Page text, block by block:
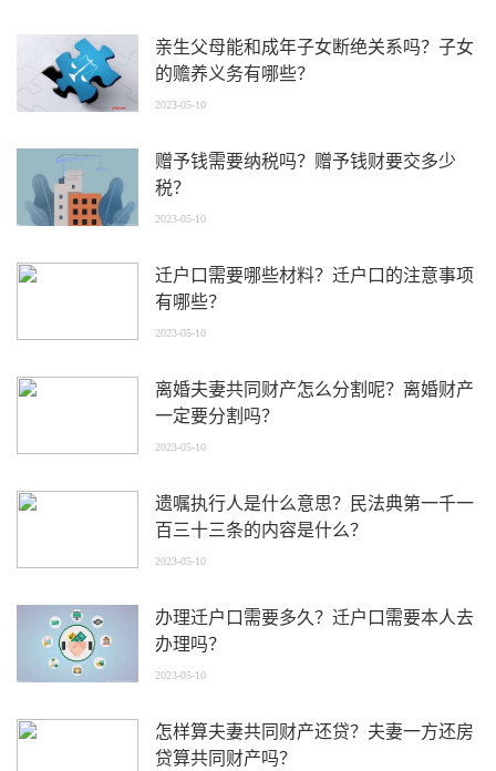
亲生父母能和成年子女断绝关系吗？子女
的赡养义务有哪些？
2023-05-10
赠予钱需要纳税吗？赠予钱财要交多少
税？
2023-05-10
迁户口需要哪些材料？迁户口的注意事项
有哪些？
2023-05-10
离婚夫妻共同财产怎么分割呢？离婚财产
一定要分割吗？
2023-05-10
遗嘱执行人是什么意思？民法典第一千一
百三十三条的内容是什么？
2023-05-10
办理迁户口需要多久？迁户口需要本人去
办理吗？
2023-05-10
怎样算夫妻共同财产还贷？夫妻一方还房
贷算共同财产吗？